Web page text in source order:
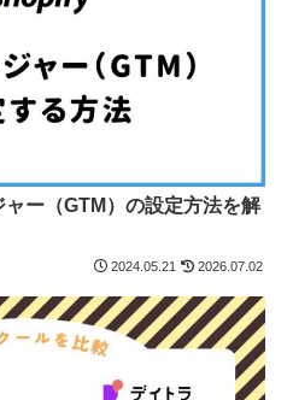
ー（GTM）の設定方法を解
2024.05.21 2026.07.02